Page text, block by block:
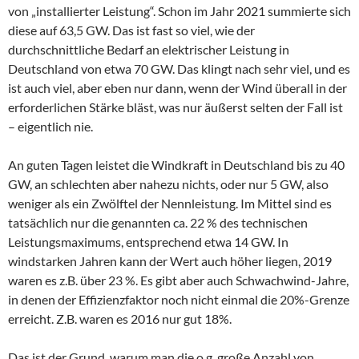
von „installierter Leistung“. Schon im Jahr 2021 summierte sich
diese auf 63,5 GW. Das ist fast so viel, wie der
durchschnittliche Bedarf an elektrischer Leistung in
Deutschland von etwa 70 GW. Das klingt nach sehr viel, und es
ist auch viel, aber eben nur dann, wenn der Wind überall in der
erforderlichen Stärke bläst, was nur äußerst selten der Fall ist
– eigentlich nie.
An guten Tagen leistet die Windkraft in Deutschland bis zu 40
GW, an schlechten aber nahezu nichts, oder nur 5 GW, also
weniger als ein Zwölftel der Nennleistung. Im Mittel sind es
tatsächlich nur die genannten ca. 22 % des technischen
Leistungsmaximums, entsprechend etwa 14 GW. In
windstarken Jahren kann der Wert auch höher liegen, 2019
waren es z.B. über 23 %. Es gibt aber auch Schwachwind-Jahre,
in denen der Effizienzfaktor noch nicht einmal die 20%-Grenze
erreicht. Z.B. waren es 2016 nur gut 18%.